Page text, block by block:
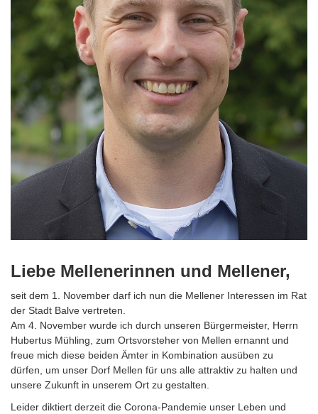
Liebe Mellenerinnen und Mellener,
seit dem 1. November darf ich nun die Mellener Interessen im Rat
der Stadt Balve vertreten.
Am 4. November wurde ich durch unseren Bürgermeister, Herrn
Hubertus Mühling, zum Ortsvorsteher von Mellen ernannt und
freue mich diese beiden Ämter in Kombination ausüben zu
dürfen, um unser Dorf Mellen für uns alle attraktiv zu halten und
unsere Zukunft in unserem Ort zu gestalten.
Leider diktiert derzeit die Corona-Pandemie unser Leben und